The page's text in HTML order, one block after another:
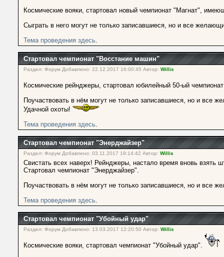
Космические вояки, стартовал новый чемпионат "Магнат",
Сыграть в него могут не только записавшиеся, но и все
Тема проведения здесь.
Стартовал чемпионат "Восстание машин"
Раздел: Форум Добавлено: 22.12.2017 16:00:45 Автор: Willis
Космические рейнджеры, стартовал юбилейный 50-ый
Поучаствовать в нём могут не только записавшиеся, но и все
Удачной охоты!
Тема проведения здесь.
Стартовал чемпионат "Энерджайзер"
Раздел: Форум Добавлено: 03.11.2017 19:14:42 Автор: Willis
Свистать всех наверх! Рейнджеры, настало время вновь взять
Стартовал чемпионат "Энерджайзер".
Поучаствовать в нём могут не только записавшиеся, но и все
Тема проведения здесь.
Стартовал чемпионат "Убойный удар"
Раздел: Форум Добавлено: 13.03.2017 12:20:50 Автор: Willis
Космические вояки, стартовал чемпионат "Убойный удар".